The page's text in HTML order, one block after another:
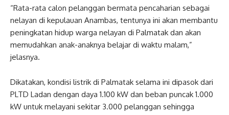
“Rata-rata calon pelanggan bermata pencaharian sebagai
nelayan di kepulauan Anambas, tentunya ini akan membantu
peningkatan hidup warga nelayan di Palmatak dan akan
memudahkan anak-anaknya belajar di waktu malam,”
jelasnya.
Dikatakan, kondisi listrik di Palmatak selama ini dipasok dari
PLTD Ladan dengan daya 1.100 kW dan beban puncak 1.000
kW untuk melayani sekitar 3.000 pelanggan sehingga